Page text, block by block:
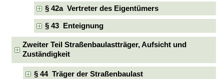
§ 42a Vertreter des Eigentümers
§ 43 Enteignung
Zweiter Teil Straßenbaulastträger, Aufsicht und
Zuständigkeit
§ 44 Träger der Straßenbaulast